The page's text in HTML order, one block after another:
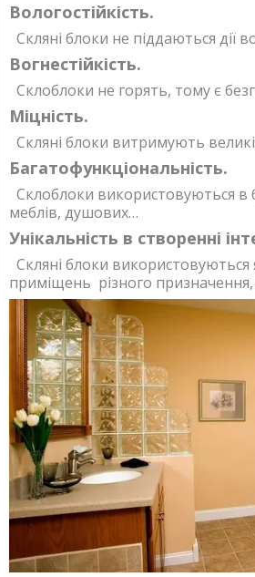
Вологостійкість.
Скляні блоки не піддаються дії
Вогнестійкість.
Склоблоки не горять, тому є
Міцність.
Скляні блоки витримують
Багатофункціональність.
Склоблоки використовуються в
меблів, душових…
Унікальність в створенні
Скляні блоки використовуються
приміщень різного призначення,